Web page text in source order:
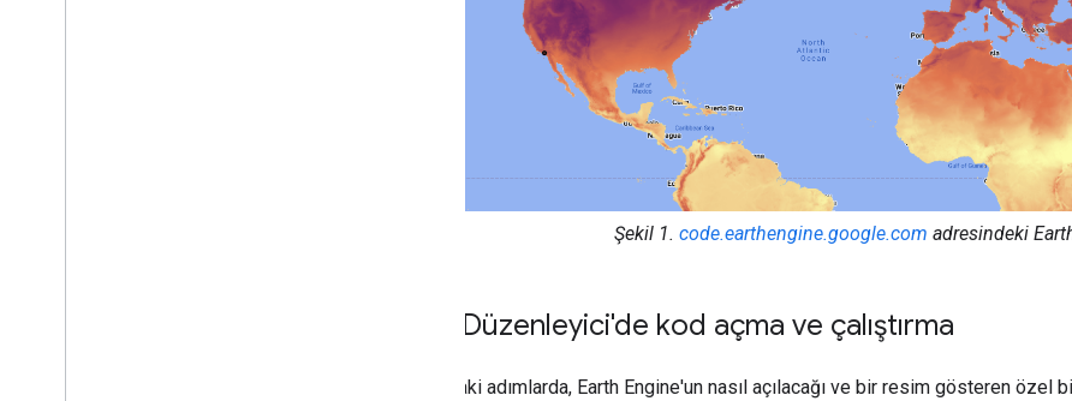
Şekil 1. code.earthengine.google.com adresindeki
Kod Düzenleyici'de kod açma ve çalıştırma
Aşağıdaki adımlarda, Earth Engine'un nasıl açılacağı ve bir resim gösteren özel